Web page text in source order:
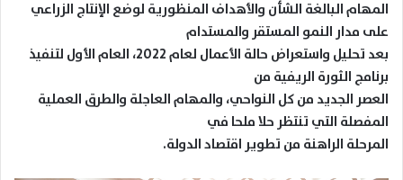
المهام البالغة الشأن والأهداف المنظورية لوضع الإنتاج الزراعي
على مدار النمو المستقر والمستدام
بعد تحليل واستعراض حالة الأعمال لعام 2022، العام الأول لتنفيذ
برنامج الثورة الريفية من
العصر الجديد من كل النواحي، والمهام العاجلة والطرق العملية
المفصلة التي تنتظر حلا ملحا في
المرحلة الراهنة من تطوير اقتصاد الدولة.